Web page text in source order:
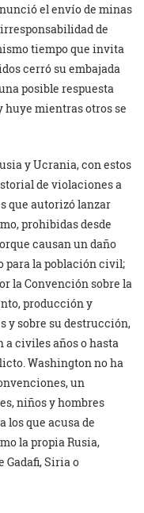
el envío de minas
de
tiempo que invita
cerró su embajada
posible respuesta
huye mientras otros se
y Ucrania, con estos
de violaciones a
que autorizó lanzar
prohibidas desde
causan un daño
la población civil;
la Convención sobre la
producción y
y sobre su destrucción,
a civiles años o hasta
Washington no ha
un
niños y hombres
los que acusa de
la propia Rusia,
Gadafi, Siria o